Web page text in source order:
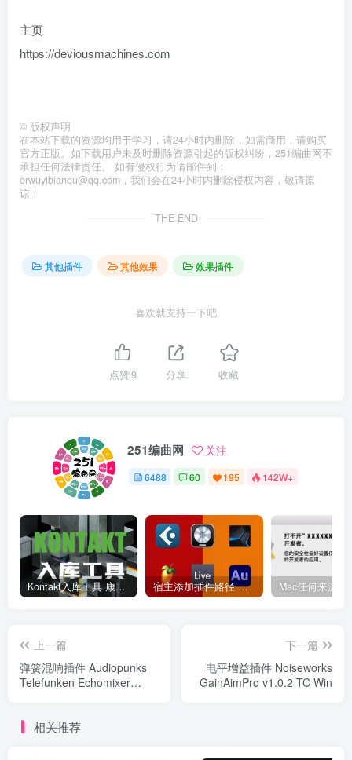
主页
https://deviousmachines.com
© 版权声明
在本站下载的资源均用于学习，请24小时内删除，如需商用，请购买
官方正版。如下载用户未及时删除资源引起的版权纠纷，251编曲网不
承担任何法律责任。 如有侵权行为请邮件到：
erwuyibianqu@qq.com，我们会在24小时内删除侵权内容，敬请原
谅！
THE END
其他插件 其他效果 效果插件
喜欢就支持一下吧
点赞9 分享 收藏
251编曲网 关注
6488 60 195 142W+
Kontakt入库工具 康泰克入库教程 宿主添加插件路径 插件路径设置 VSTPlugins路径
上一篇
弹簧混响插件 Audiopunks
Telefunken Echomixer
下一篇
电平增益插件 Noiseworks
GainAimPro v1.0.2 TC Win
相关推荐